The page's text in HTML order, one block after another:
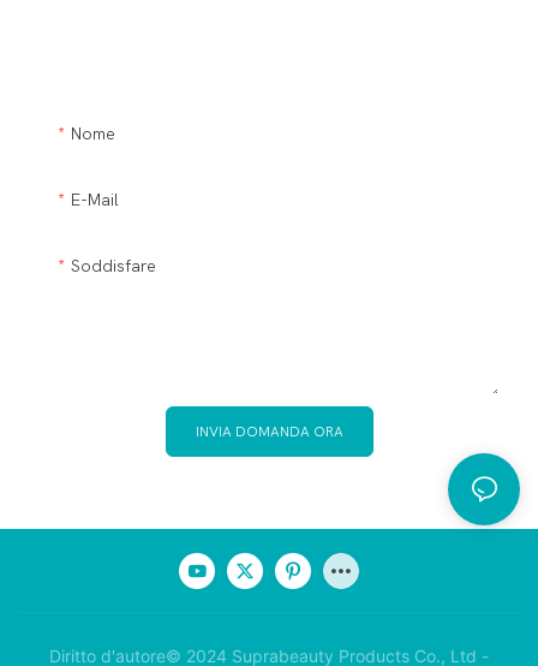
Nome
E-Mail
Soddisfare
INVIA DOMANDA ORA
Diritto d'autore© 2024 Suprabeauty Products Co., Ltd -